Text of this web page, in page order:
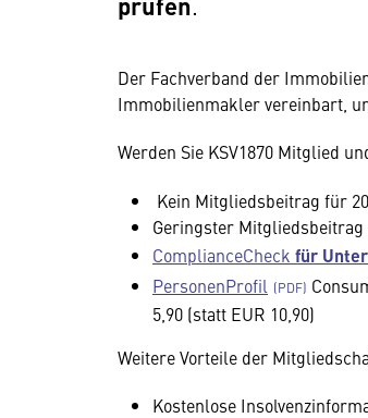
Der Fachverband der
Immobilienmakler vereinbart,
Werden Sie KSV1870 Mitglied
Kein Mitgliedsbeitrag für
Geringster Mitgliedsbeitrag
ComplianceCheck für
PersonenProfil
5,90 (statt EUR 10,90)
Weitere Vorteile der
Kostenlose